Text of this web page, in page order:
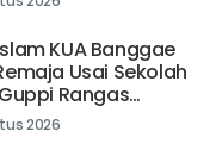
2026
KUA Banggae
Usai Sekolah
Rangas
2026